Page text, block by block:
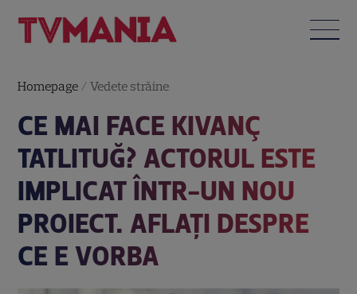
Homepage /Vedete străine
CE MAI FACE KIVANÇ
TATLITUĞ? ACTORUL ESTE
IMPLICAT ÎNTR-UN NOU
PROIECT. AFLAȚI DESPRE
CE E VORBA